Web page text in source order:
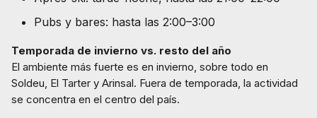
Pubs y bares: hasta las 2:00–3:00
Temporada de invierno vs. resto del año
El ambiente más fuerte es en invierno, sobre todo en
Soldeu, El Tarter y Arinsal. Fuera de temporada, la actividad
se concentra en el centro del país.